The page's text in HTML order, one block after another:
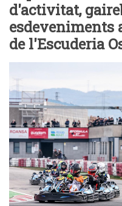
d'activitat,
esdeveniments
de l'Escuderia